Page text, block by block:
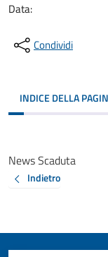
Data:
Condividi
INDICE DELLA
News Scaduta
Indietro